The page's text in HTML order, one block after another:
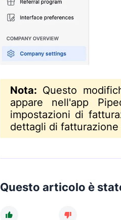
Nota: Questo
appare nell'app
impostazioni di
dettagli di fatturazione
Questo articolo è